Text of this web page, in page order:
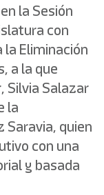
la Sesión
con
Eliminación
a la que
Silvia Salazar
la
Saravia, quien
con una
y basada